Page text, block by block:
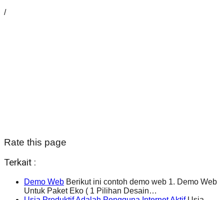
/
Rate this page
Terkait :
Demo Web Berikut ini contoh demo web 1. Demo Web
Untuk Paket Eko ( 1 Pilihan Desain…